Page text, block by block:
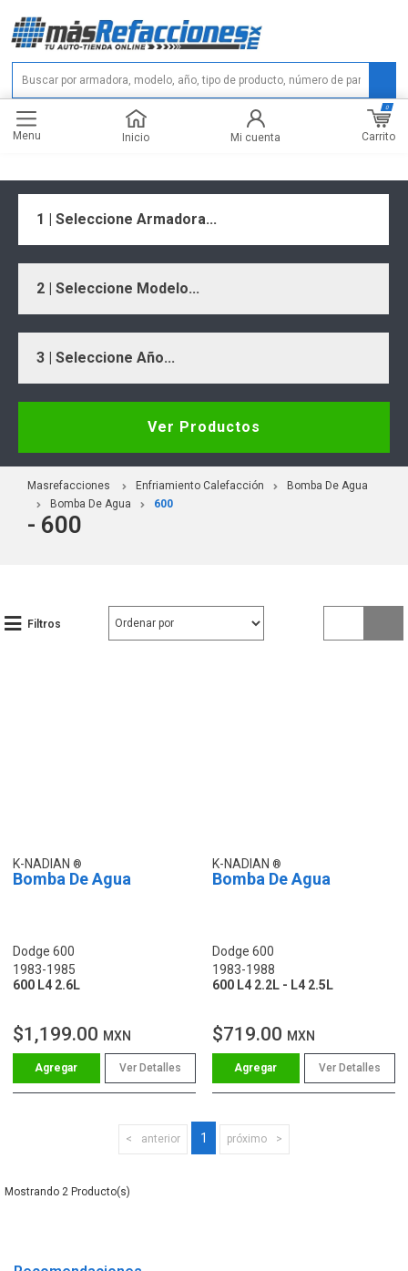
Menu Inicio Mi cuenta Carrito
0
1 | Seleccione Armadora...
2 | Seleccione Modelo...
3 | Seleccione Año...
Ver Productos
Masrefacciones Enfriamiento Calefacción
Bomba De Agua
Bomba De Agua
600
- 600
Filtros
K-NADIAN
Bomba De Agua
Dodge 600
1983-1985
600 L4 2.6L
$1,199.00 MXN
Ver Detalles
K-NADIAN
Bomba De Agua
Dodge 600
1983-1988
600 L4 2.2L - L4 2.5L
$719.00 MXN
Ver Detalles
anterior 1 próximo
2